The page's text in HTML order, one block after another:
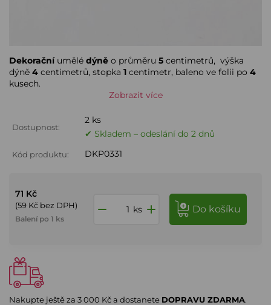
Dekoračníumělé dýně o průměru 5 centimetrů, výška
dýně 4 centimetrů, stopka 1 centimetr, baleno ve folii po 4
kusech.
Zobrazit více
Dostupnost:
2 ks
✔ Skladem – odeslání do 2 dnů
Kód produktu: DKP0331
71 Kč
(59 Kč bez DPH)
Balení po 1 ks
ks do košíku
Nakupte ještě za 3 000 Kča dostanete DOPRAVU ZDARMA.